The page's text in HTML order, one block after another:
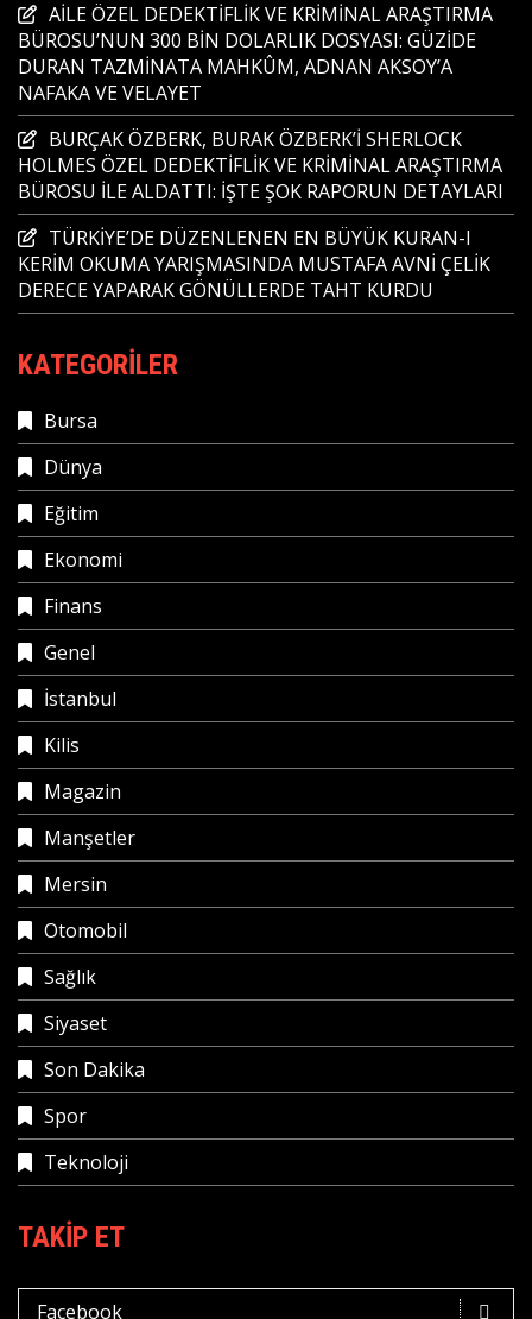
AİLE ÖZEL DEDEKTİFLİK VE KRİMİNAL ARAŞTIRMA
BÜROSU’NUN 300 BİN DOLARLIK DOSYASI: GÜZİDE
DURAN TAZMİNATA MAHKÛM, ADNAN AKSOY’A
NAFAKA VE VELAYET
BURÇAK ÖZBERK, BURAK ÖZBERK’İ SHERLOCK
HOLMES ÖZEL DEDEKTİFLİK VE KRİMİNAL ARAŞTIRMA
BÜROSU İLE ALDATTI: İŞTE ŞOK RAPORUN DETAYLARI
TÜRKİYE’DE DÜZENLENEN EN BÜYÜK KURAN-I
KERİM OKUMA YARIŞMASINDA MUSTAFA AVNİ ÇELİK
DERECE YAPARAK GÖNÜLLERDE TAHT KURDU
KATEGORILER
Bursa
Dünya
Eğitim
Ekonomi
Finans
Genel
İstanbul
Kilis
Magazin
Manşetler
Mersin
Otomobil
Sağlık
Siyaset
Son Dakika
Spor
Teknoloji
TAKIP ET
Facebook